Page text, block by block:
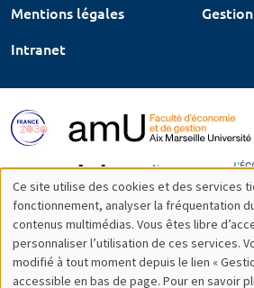
Mentions légales
Intranet
Utilisation
des
données
Ce site utilise des cookies et des services
fonctionnement, analyser la fréquentation
contenus multimédias. Vous êtes libre
personnaliser l’utilisation de ces services.
modifié à tout moment depuis le lien «
accessible en bas de page. Pour en savoir